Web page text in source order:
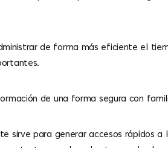
de forma más eficiente el
de una forma segura con
sirve para generar accesos rápidos a